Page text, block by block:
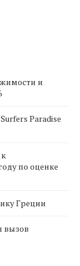
и
Paradise
по оценке
Греции
вызов